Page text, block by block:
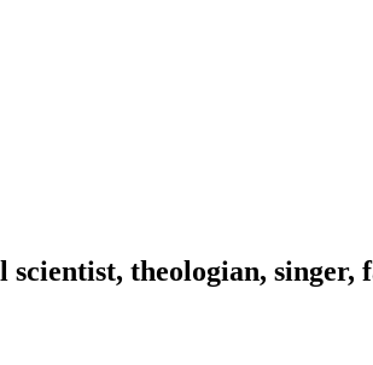
theologian, singer,